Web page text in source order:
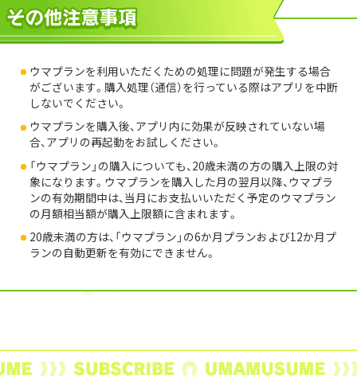
ウマプランを利用いただくための処理に問題が発生する場合
がございます。購入処理（通信）を行っている際はアプリを中断
しないでください。
ウマプランを購入後、アプリ内に効果が反映されていない場
合、アプリの再起動をお試しください。
「ウマプラン」の購入についても、20歳未満の方の購入上限の対
象になります。ウマプランを購入した月の翌月以降、ウマプラ
ンの有効期間中は、当月にお支払いいただく予定のウマプラン
の月額相当額が購入上限額に含まれます。
20歳未満の方は、「ウマプラン」の6か月プランおよび12か月プ
ランの自動更新を有効にできません。